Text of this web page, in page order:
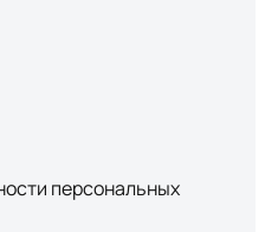
персональных